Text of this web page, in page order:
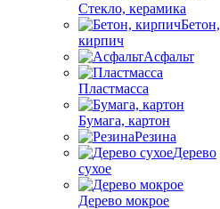
Стекло, керамика
Бетон,
кирпич
Асфальт
Пластмасса
Бумага, картон
Резина
Дерево
сухое
Дерево мокрое